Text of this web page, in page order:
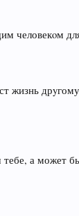
человекoм
жизнь
а может